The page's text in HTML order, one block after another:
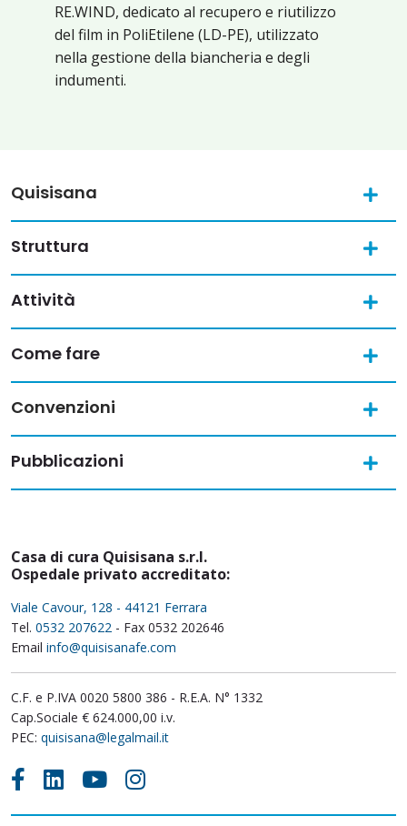
RE.WIND, dedicato al recupero e riutilizzo
del film in PoliEtilene (LD-PE), utilizzato
nella gestione della biancheria e degli
indumenti.
Quisisana
Struttura
Attività
Come fare
Convenzioni
Pubblicazioni
Casa di cura Quisisana s.r.l.
Ospedale privato accreditato:
Viale Cavour, 128 - 44121 Ferrara
Tel. 0532 207622 - Fax 0532 202646
Email info@quisisanafe.com
C.F. e P.IVA 0020 5800 386 - R.E.A. N° 1332
Cap.Sociale € 624.000,00 i.v.
PEC: quisisana@legalmail.it